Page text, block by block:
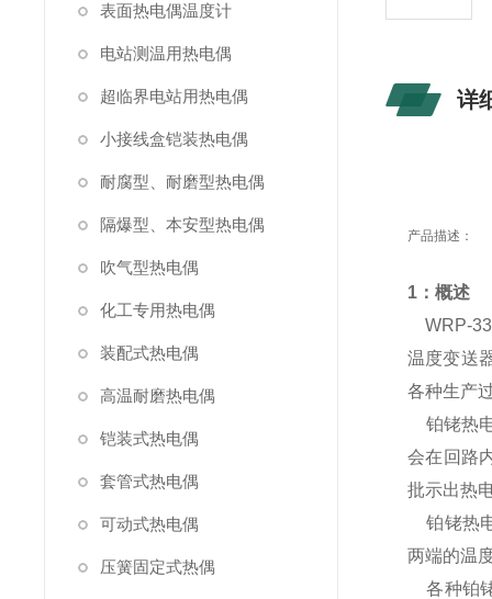
表面热电偶温度计
电站测温用热电偶
超临界电站用热电偶
小接线盒铠装热电偶
耐腐型、耐磨型热电偶
隔爆型、本安型热电偶
吹气型热电偶
化工专用热电偶
装配式热电偶
高温耐磨热电偶
铠装式热电偶
套管式热电偶
可动式热电偶
压簧固定式热偶
详
产品描述：
1：概述
WRP-
温度变送
各种生产
铂铑热
会在回路
批示出热
铂铑热
两端的温
各种铂